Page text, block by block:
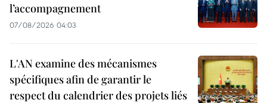
l’accompagnement
07/08/2026 04:03
L'AN examine des mécanismes
spécifiques afin de garantir le
respect du calendrier des projets liés